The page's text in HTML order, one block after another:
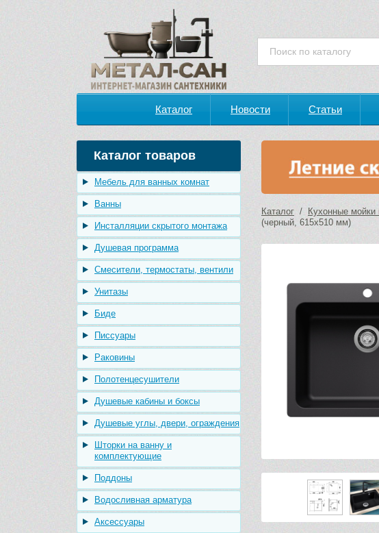
Каталог Новости Статьи
Каталог товаров
Мебель для ванных комнат
Ванны
Инсталляции скрытого монтажа
Душевая программа
Смесители, термостаты, вентили
Унитазы
Биде
Писсуары
Раковины
Полотенцесушители
Душевые кабины и боксы
Душевые углы, двери, ограждения
Шторки на ванну и
комплектующие
Поддоны
Водосливная арматура
Аксессуары
Каталог / Кухонные мойки
(черный, 615х510 мм)